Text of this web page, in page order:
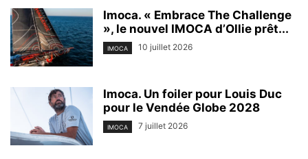
Imoca. « Embrace The Challenge
», le nouvel IMOCA d’Ollie prêt...
IMOCA 10 juillet 2026
Imoca. Un foiler pour Louis Duc
pour le Vendée Globe 2028
IMOCA 7 juillet 2026